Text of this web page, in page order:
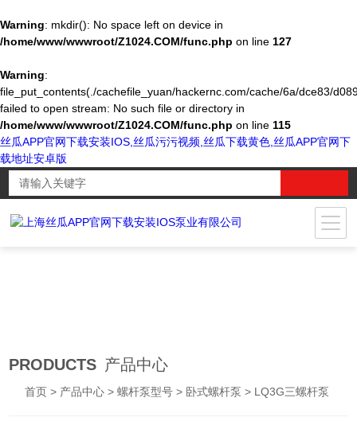
Warning: mkdir(): No space left on device in
/home/www/wwwroot/Z1024.COM/func.php on line 127
Warning:
file_put_contents(./cachefile_yuan/hackernc.com/cache/6a/dce83/
failed to open stream: No such file or directory in
/home/www/wwwroot/Z1024.COM/func.php on line 115
丝瓜APP官网下载安装IOS,丝瓜污污视频,丝瓜下载黄色,丝瓜APP官网下
载地址安卓版
PRODUCTS 产品中心
首页 > 产品中心 >螺杆泵型号 > 卧式螺杆泵 > LQ3G三螺杆泵